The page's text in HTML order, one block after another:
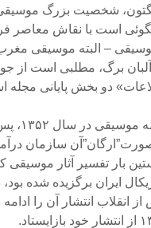
شخصیت‌ بزرگ
است با نقاش معاصر
– البته موسیقی
آلبان برگ، مطلبی است از
دو بخش پایانی مجله‌
مجله
سازمان
بار تفسیر آثار موسیقی‌
ایران برگزیده شده
از انقلاب انتشار آن را